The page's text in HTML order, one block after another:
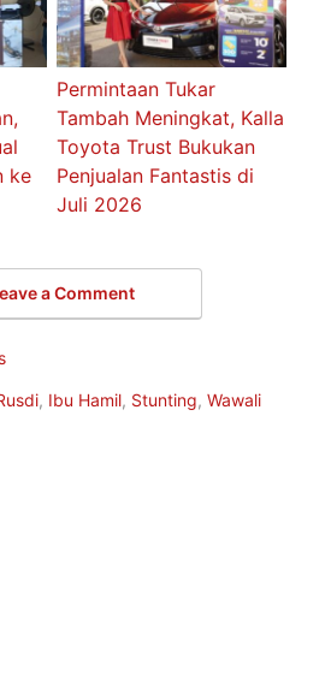
ke
Permintaan Tukar
Tambah Meningkat, Kalla
Toyota Trust Bukukan
Penjualan Fantastis di
Juli 2026
a Comment
, Ibu Hamil, Stunting, Wawali